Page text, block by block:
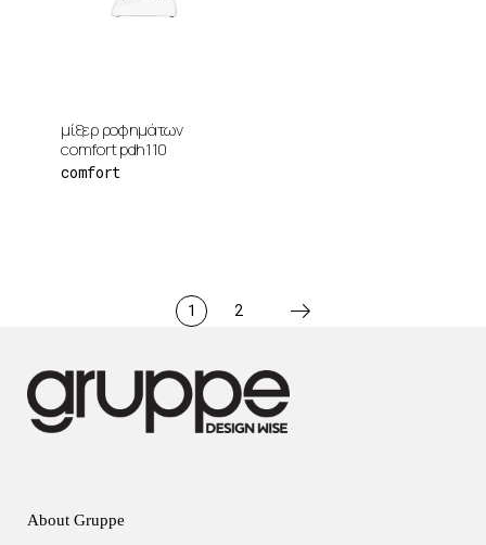
μίξερ ροφημάτων
comfort pdh110
comfort
1 2
About Gruppe